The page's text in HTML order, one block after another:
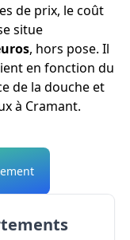
de prix, le coût
situe
, hors pose. Il
en fonction du
de la douche et
à Cramant.